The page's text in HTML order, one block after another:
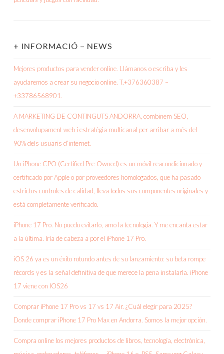
+ INFORMACIÓ – NEWS
Mejores productos para vender online. Llámanos o escriba y les
ayudaremos a crear su negocio online. T.+376360387 –
+33786568901.
A MARKETING DE CONTINGUTS ANDORRA, combinem SEO,
desenvolupament web i estratègia multicanal per arribar a més del
90% dels usuaris d’internet.
Un iPhone CPO (Certified Pre-Owned) es un móvil reacondicionado y
certificado por Apple o por proveedores homologados, que ha pasado
estrictos controles de calidad, lleva todos sus componentes originales y
está completamente verificado.
iPhone 17 Pro. No puedo evitarlo, amo la tecnología. Y me encanta estar
a la última. Iría de cabeza a por el iPhone 17 Pro.
iOS 26 ya es un éxito rotundo antes de su lanzamiento: su beta rompe
récords y es la señal definitiva de que merece la pena instalarla. iPhone
17 viene con IOS26
Comprar iPhone 17 Pro vs 17 vs 17 Air. ¿Cuál elegir para 2025?
Donde comprar iPhone 17 Pro Max en Andorra. Somos la mejor opción.
Compra online los mejores productos de libros, tecnología, electrónica,